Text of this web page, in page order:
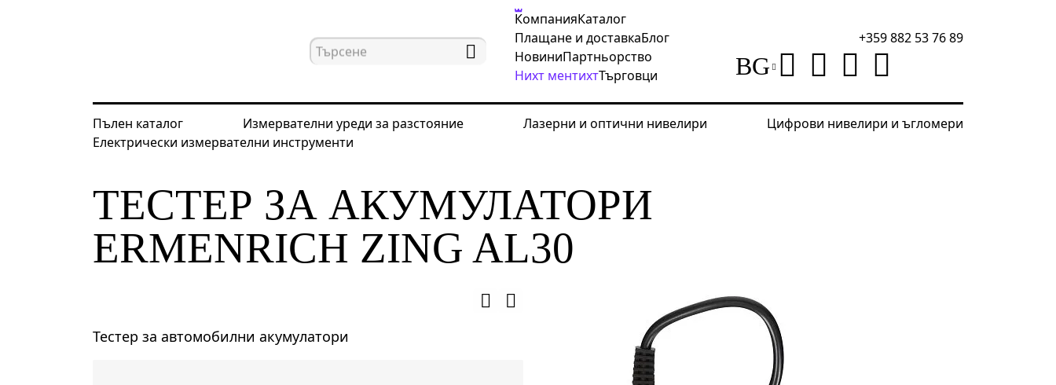
КомпанияКаталог
Плащане и доставкаБлог
НовиниПартньорство
Нихт ментихтТърговци
+359 882 53 76 89
BG
Пълен каталог Измервателни уреди за разстояние Лазерни и оптични нивелири
Цифрови нивелири и ъгломери
Електрически измервателни инструменти
Начална страница Каталог Неразрушаващи изпитващи устройства
ТЕСТЕР ЗА АКУМУЛАТОРИ
ERMENRICH ZING AL30
Тестер за автомобилни акумулатори